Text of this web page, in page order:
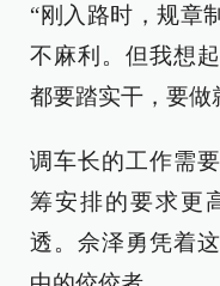
“刚入路时，规章
不麻利。但我想
都要踏实干，要做
调车长的工作需
筹安排的要求更
透。佘泽勇凭着